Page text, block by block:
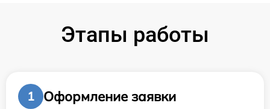
Этапы работы
1
Оформление заявки